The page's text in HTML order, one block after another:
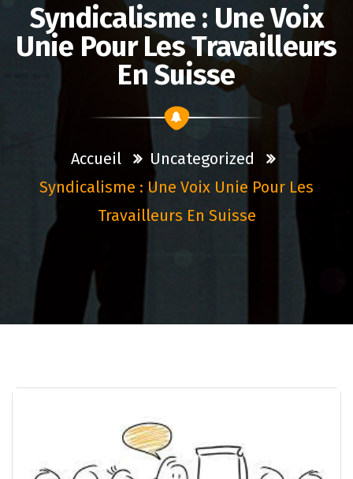
Syndicalisme : Une Voix
Unie Pour Les Travailleurs
En Suisse
Accueil
Uncategorized
Syndicalisme : Une Voix Unie Pour Les
Travailleurs En Suisse